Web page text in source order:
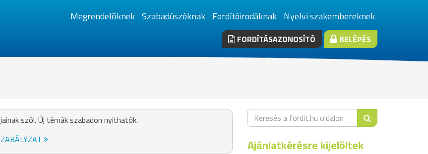
Megrendelőknek Szabadúszóknak Fordítóirodáknak Nyelvi szakembereknek
FORDÍTÁSAZONOSÍTÓ BELÉPÉS
szól. Új témák szabadon nyithatók.
Ajánlatkérésre kijelöltek